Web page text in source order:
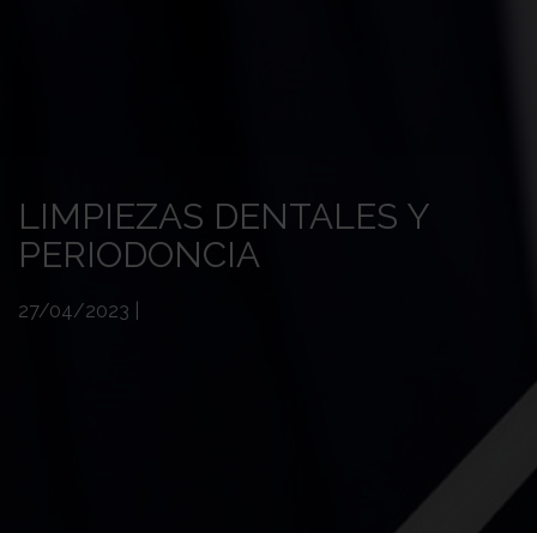
LIMPIEZAS DENTALES Y
PERIODONCIA
27/04/2023